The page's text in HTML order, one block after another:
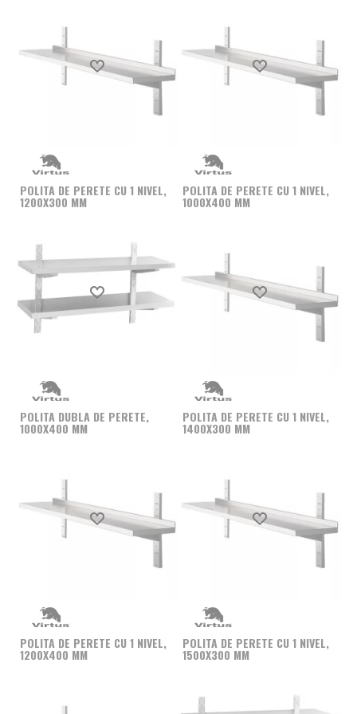
Produs favorit
POLITA DE PERETE CU 1 NIVEL,
1200X300 MM
Produs favorit
POLITA DE PERETE CU 1 NIVEL,
1000X400 MM
Produs favorit
POLITA DUBLA DE PERETE,
1000X400 MM
Produs favorit
POLITA DE PERETE CU 1 NIVEL,
1400X300 MM
Produs favorit
POLITA DE PERETE CU 1 NIVEL,
1200X400 MM
Produs favorit
POLITA DE PERETE CU 1 NIVEL,
1500X300 MM